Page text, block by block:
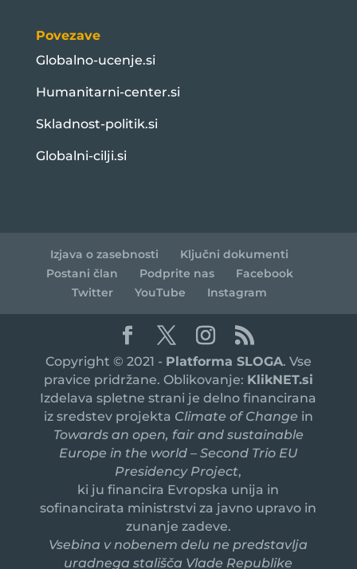
Povezave
Globalno-ucenje.si
Humanitarni-center.si
Skladnost-politik.si
Globalni-cilji.si
Izjava o zasebnosti
Ključni dokumenti
Postani član
Podprite nas
Facebook
Twitter
YouTube Instagram
Copyright © 2021 - Platforma SLOGA. Vse
pravice pridržane. Oblikovanje: KlikNET.si
Izdelava spletne strani je delno financirana
iz sredstev projekta Climate of Change in
Towards an open, fair and sustainable
Europe in the world – Second Trio EU
Presidency Project,
ki ju financira Evropska unija in
sofinancirata ministrstvi za javno upravo in
zunanje zadeve.
Vsebina v nobenem delu ne predstavlja
uradnega stališča Vlade Republike